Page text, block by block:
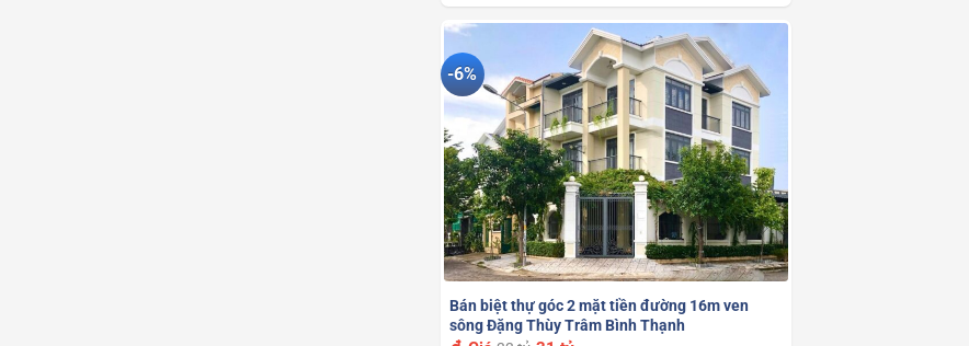
-6%
Bán biệt thự góc 2 mặt tiền đường 16m ven
sông Đặng Thùy Trâm Bình Thạnh